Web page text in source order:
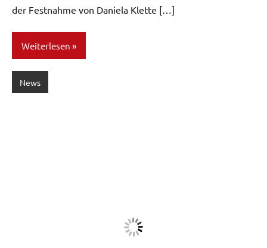
der Festnahme von Daniela Klette […]
Weiterlesen
News